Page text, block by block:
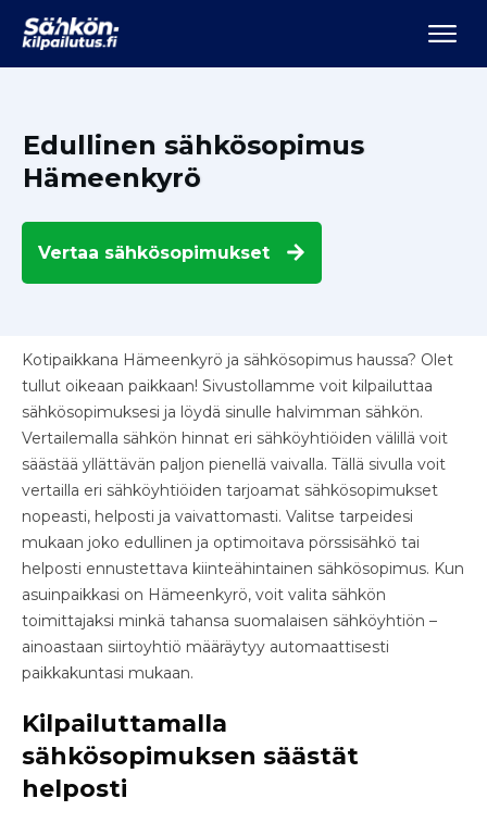
Edullinen sähkösopimus
Hämeenkyrö
Vertaa sähkösopimukset
Kotipaikkana Hämeenkyrö ja sähkösopimus haussa? Olet
tullut oikeaan paikkaan! Sivustollamme voit kilpailuttaa
sähkösopimuksesi ja löydä sinulle halvimman sähkön.
Vertailemalla sähkön hinnat eri sähköyhtiöiden välillä voit
säästää yllättävän paljon pienellä vaivalla. Tällä sivulla voit
vertailla eri sähköyhtiöiden tarjoamat sähkösopimukset
nopeasti, helposti ja vaivattomasti. Valitse tarpeidesi
mukaan joko edullinen ja optimoitava pörssisähkö tai
helposti ennustettava kiinteähintainen sähkösopimus. Kun
asuinpaikkasi on Hämeenkyrö, voit valita sähkön
toimittajaksi minkä tahansa suomalaisen sähköyhtiön –
ainoastaan siirtoyhtiö määräytyy automaattisesti
paikkakuntasi mukaan.
Kilpailuttamalla
sähkösopimuksen säästät
helposti